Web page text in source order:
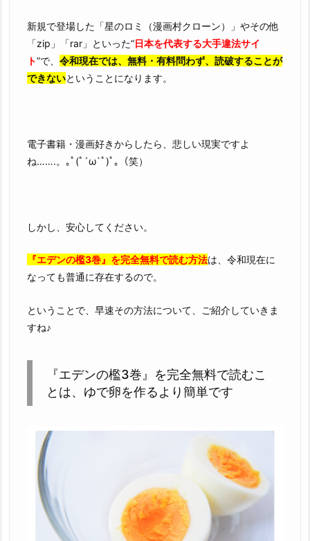
新規で登場した「星のロミ（漫画村クローン）」やその他
「zip」「rar」といった“日本を代表する大手違法サイ
ト”で、 令和現在では、無料・有料問わず、読破することが
できないということになります。
電子書籍・漫画好きからしたら、悲しい現実ですよ
ね…….。｡ﾟ(ﾟ´ω`ﾟ)ﾟ｡（笑）
しかし、安心してください。
『エデンの檻3巻』を完全無料で読む方法は、令和現在に
なっても普通に存在するので。
ということで、早速その方法について、ご紹介していきま
すね♪
『エデンの檻3巻』を完全無料で読むこ
とは、ゆで卵を作るより簡単です